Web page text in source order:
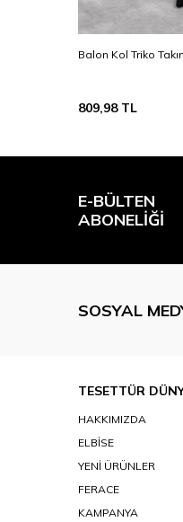
Balon Kol Triko
809,98TL
E-BÜLTEN
ABONELIĞI
SOSYAL
TESETTÜR
HAKKIMIZDA
ELBİSE
YENİ ÜRÜNLER
FERACE
KAMPANYA